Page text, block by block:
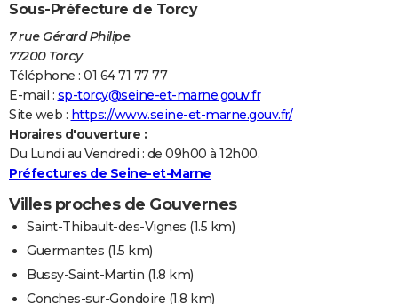
Sous-Préfecture de Torcy
7 rue Gérard Philipe
77200 Torcy
Téléphone : 01 64 71 77 77
E-mail : sp-torcy@seine-et-marne.gouv.fr
Site web : https://www.seine-et-marne.gouv.fr/
Horaires d'ouverture :
Du Lundi au Vendredi : de 09h00 à 12h00.
Préfectures de Seine-et-Marne
Villes proches de Gouvernes
Saint-Thibault-des-Vignes (1.5 km)
Guermantes (1.5 km)
Bussy-Saint-Martin (1.8 km)
Conches-sur-Gondoire (1.8 km)